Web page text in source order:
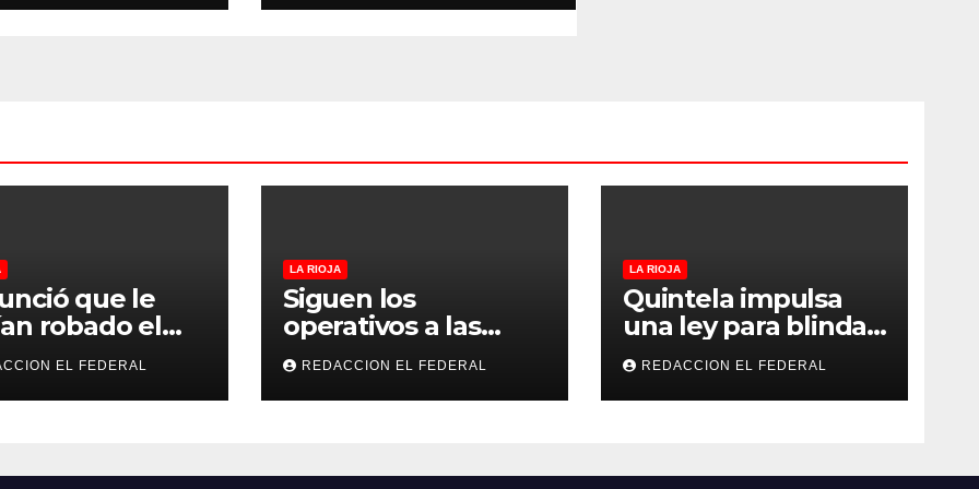
CFK
Penitenciario de La
que le
robado el
y terminó
que su
lo
EL FEDERAL
LA RIOJA
Siguen los
operativos a las
“rodadas” y
retienen a varias
motocicletas
REDACCION EL FEDERAL
LA RIOJA
Quintela impulsa
una ley para blindar
las tierras rurales de
La Rioja: cuáles son
los principales
REDACCION EL FEDERAL